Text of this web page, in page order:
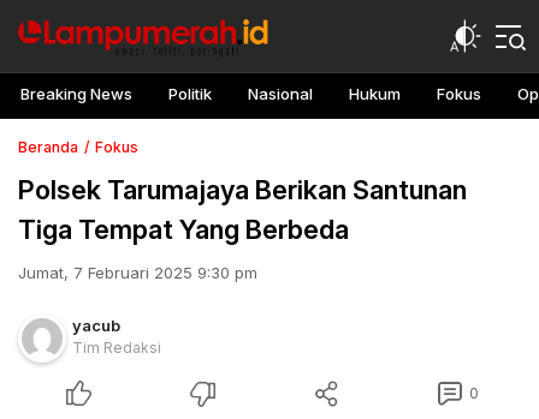
Breaking News Politik Nasional Hukum Fokus
Beranda Fokus
Polsek Tarumajaya Berikan Santunan
Tiga Tempat Yang Berbeda
Jumat, 7 Februari 2025 9:30 pm
yacub
Tim Redaksi
0